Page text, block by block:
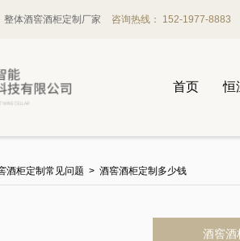
体酒窖酒柜定制厂家 咨询热线： 152-1977-8883
首页 恒
酒柜定制常见问题 > 酒窖酒柜定制多少钱
酒窖酒